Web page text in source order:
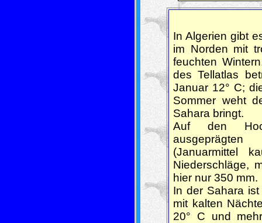
In Algerien gibt
im Norden mit
feuchten
des Tellatlas
Januar 12° C;
Sommer weht
Sahara bringt.
Auf den
(Januarmittel
Niederschläge,
hier nur 350 mm.
In der Sahara
mit kalten
20° C und